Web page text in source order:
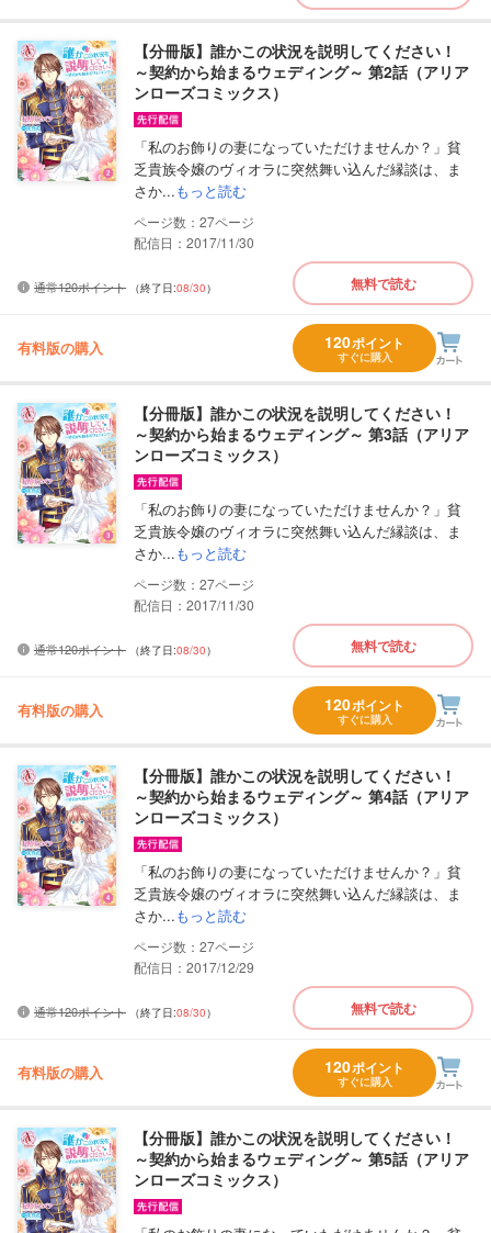
【分冊版】誰かこの状況を説明してください！
～契約から始まるウェディング～ 第2話（アリア
ンローズコミックス）
「私のお飾りの妻になっていただけませんか？」貧
乏貴族令嬢のヴィオラに突然舞い込んだ縁談は、ま
さか...もっと読む
27
配信日：2017/11/30
通常120ポイント （終了日:08/30） 無料で読む
有料版の購入 120ポイント
すぐに購入
【分冊版】誰かこの状況を説明してください！
～契約から始まるウェディング～ 第3話（アリア
ンローズコミックス）
「私のお飾りの妻になっていただけませんか？」貧
乏貴族令嬢のヴィオラに突然舞い込んだ縁談は、ま
さか...もっと読む
27
配信日：2017/11/30
通常120ポイント （終了日:08/30） 無料で読む
有料版の購入 120ポイント
すぐに購入
【分冊版】誰かこの状況を説明してください！
～契約から始まるウェディング～ 第4話（アリア
ンローズコミックス）
「私のお飾りの妻になっていただけませんか？」貧
乏貴族令嬢のヴィオラに突然舞い込んだ縁談は、ま
さか...もっと読む
27
配信日：2017/12/29
通常120ポイント （終了日:08/30） 無料で読む
有料版の購入 120ポイント
すぐに購入
【分冊版】誰かこの状況を説明してください！
～契約から始まるウェディング～ 第5話（アリア
ンローズコミックス）